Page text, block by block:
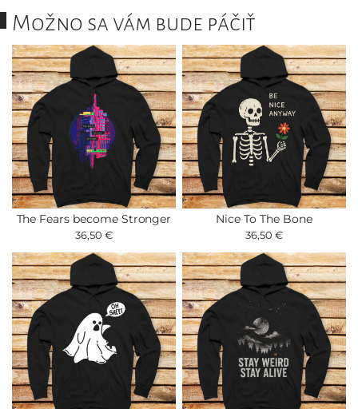
Možno sa vám bude páčiť
The Fears become Stronger
36,50 €
Nice To The Bone
36,50 €